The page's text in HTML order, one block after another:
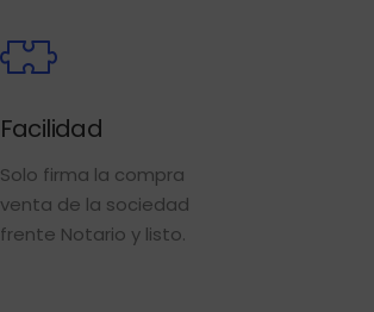
Facilidad
Solo firma la compra
venta de la sociedad
frente Notario y listo.